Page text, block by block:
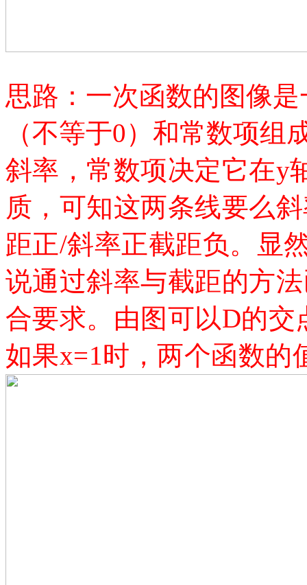
思路：一次函数的图像
（不等于0）和常数项组
斜率，常数项决定它在y
质，可知这两条线要么
距正/斜率正截距负。显
说通过斜率与截距的方
合要求。由图可以D的
如果x=1时，两个函数的